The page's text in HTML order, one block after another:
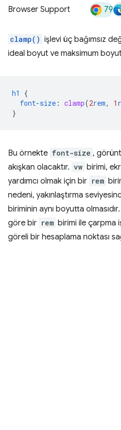
Browser Support 79
clamp() işlevi üç bağımsız
ideal boyut ve maksimum
h1
{
font-size : clamp(2rem, 1
}
Bu örnekte font-size ,
akışkan olacaktır. vw birimi,
yardımcı olmak için bir rem
nedeni, yakınlaştırma
biriminin aynı boyutta
göre bir rem birimi ile çarpma
göreli bir hesaplama noktası